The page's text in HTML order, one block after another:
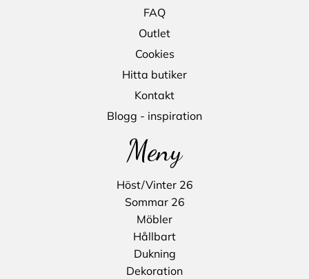
FAQ
Outlet
Cookies
Hitta butiker
Kontakt
Blogg - inspiration
Meny
Höst/Vinter 26
Sommar 26
Möbler
Hållbart
Dukning
Dekoration